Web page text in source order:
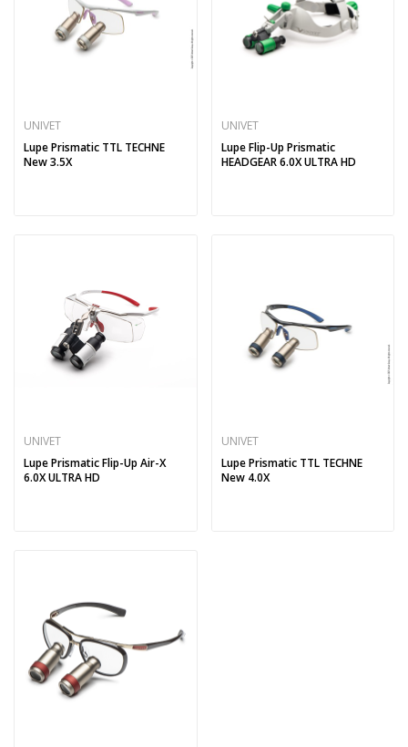
UNIVET
Lupe Prismatic TTL TECHNE
New 3.5X
UNIVET
Lupe Flip-Up Prismatic
HEADGEAR 6.0X ULTRA HD
UNIVET
Lupe Prismatic Flip-Up Air-X
6.0X ULTRA HD
UNIVET
Lupe Prismatic TTL TECHNE
New 4.0X